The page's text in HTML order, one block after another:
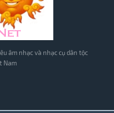
âm nhạc và nhạc cụ dân tộc
Nam